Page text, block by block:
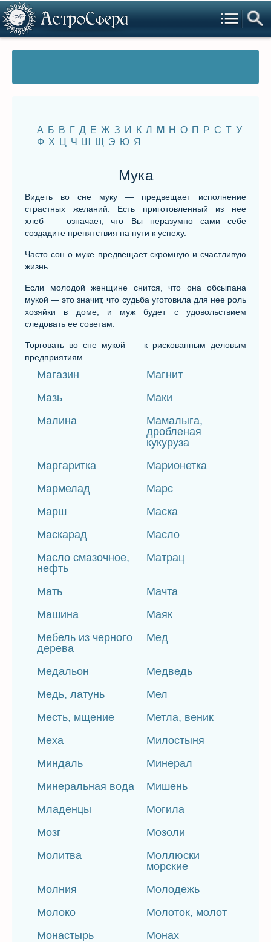
А Б В Г Д Е Ж З И К Л М Н О П Р С Т У
Ф Х Ц Ч Ш Щ Э Ю Я
Мука
Видеть во сне муку — предвещает исполнение
страстных желаний. Есть приготовленный из нее
хлеб — означает, что Вы неразумно сами себе
создадите препятствия на пути к успеху.
Часто сон о муке предвещает скромную и счастливую
жизнь.
Если молодой женщине снится, что она обсыпана
мукой — это значит, что судьба уготовила для нее роль
хозяйки в доме, и муж будет с удовольствием
следовать ее советам.
Торговать во сне мукой — к рискованным деловым
предприятиям.
Магазин
Магнит
Мазь
Маки
Малина
Мамалыга,
дробленая
кукуруза
Маргаритка
Марионетка
Мармелад
Марс
Марш
Маска
Маскарад
Масло
Масло смазочное,
нефть
Матрац
Мать
Мачта
Машина
Маяк
Мебель из черного
дерева
Мед
Медальон
Медведь
Медь, латунь
Мел
Месть, мщение
Метла, веник
Меха
Милостыня
Миндаль
Минерал
Минеральная вода
Мишень
Младенцы
Могила
Мозг
Мозоли
Молитва
Моллюски
морские
Молния
Молодежь
Молоко
Молоток, молот
Монастырь
Монах